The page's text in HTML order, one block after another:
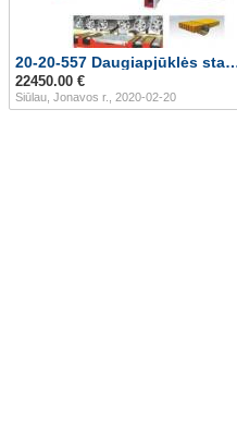
20-20-557 Daugiapjūklės staklės
22450.00 €
Siūlau, Jonavos r., 2020-02-20